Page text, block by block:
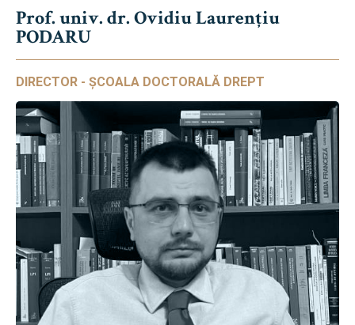
Prof. univ. dr. Ovidiu Laurențiu
PODARU
DIRECTOR - ȘCOALA DOCTORALĂ DREPT